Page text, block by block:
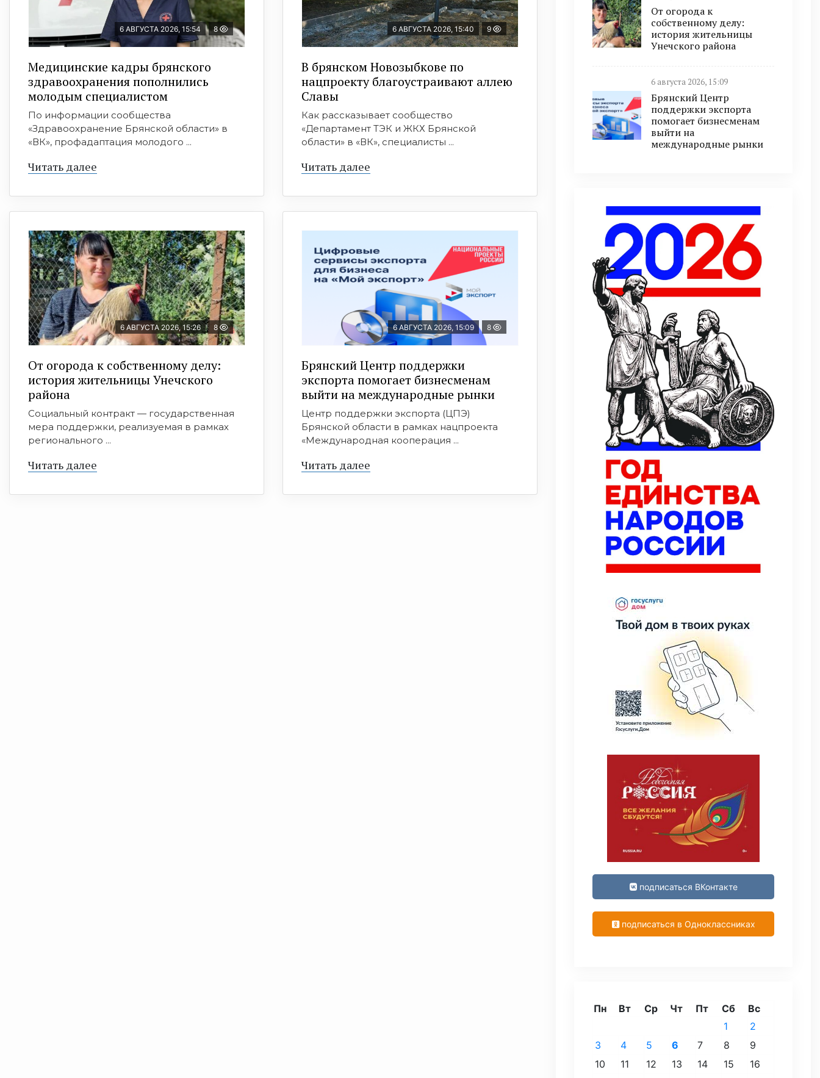
6 АВГУСТА 2026, 15:54 8
Медицинские кадры брянского
здравоохранения пополнились
молодым специалистом
По информации сообщества
«Здравоохранение Брянской области» в
«ВК», профадаптация молодого ...
Читать далее
6 АВГУСТА 2026, 15:40 9
В брянском Новозыбкове по
нацпроекту благоустраивают аллею
Славы
Как рассказывает сообщество
«Департамент ТЭК и ЖКХ Брянской
области» в «ВК», специалисты ...
Читать далее
6 АВГУСТА 2026, 15:26 8
От огорода к собственному делу:
история жительницы Унечского
района
Социальный контракт — государственная
мера поддержки, реализуемая в рамках
регионального ...
Читать далее
6 АВГУСТА 2026, 15:09 8
Брянский Центр поддержки
экспорта помогает бизнесменам
выйти на международные рынки
Центр поддержки экспорта (ЦПЭ)
Брянской области в рамках нацпроекта
«Международная кооперация ...
Читать далее
От огорода к
собственному делу:
история жительницы
Унечского района
6 августа 2026, 15:09
Брянский Центр
поддержки экспорта
помогает бизнесменам
выйти на
международные рынки
подписаться ВКонтакте
подписаться в Одноклассниках
Пн Вт Ср Чт Пт Сб
Вс
1
2
3
4 5 6 7 8
9
10
11 12 13 14 15
16